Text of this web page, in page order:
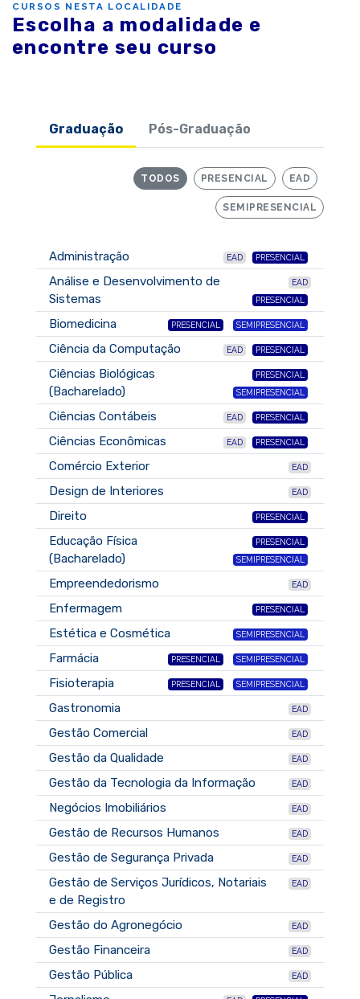
CURSOS NESTA LOCALIDADE
Escolha a modalidade e
encontre seu curso
Graduação Pós-Graduação
TODOS PRESENCIAL EAD
SEMIPRESENCIAL
Administração EAD PRESENCIAL
Análise e Desenvolvimento de
Sistemas
EAD
PRESENCIAL
Biomedicina PRESENCIAL SEMIPRESENCIAL
Ciência da Computação EAD PRESENCIAL
Ciências Biológicas
(Bacharelado)
PRESENCIAL
SEMIPRESENCIAL
Ciências Contábeis EAD PRESENCIAL
Ciências Econômicas EAD PRESENCIAL
Comércio Exterior EAD
Design de Interiores EAD
Direito PRESENCIAL
Educação Física
(Bacharelado)
PRESENCIAL
SEMIPRESENCIAL
Empreendedorismo EAD
Enfermagem PRESENCIAL
Estética e Cosmética SEMIPRESENCIAL
Farmácia PRESENCIAL SEMIPRESENCIAL
Fisioterapia PRESENCIAL SEMIPRESENCIAL
Gastronomia EAD
Gestão Comercial EAD
Gestão da Qualidade EAD
Gestão da Tecnologia da Informação EAD
Negócios Imobiliários EAD
Gestão de Recursos Humanos EAD
Gestão de Segurança Privada EAD
Gestão de Serviços Jurídicos, Notariais
e de Registro
EAD
Gestão do Agronegócio EAD
Gestão Financeira EAD
Gestão Pública EAD